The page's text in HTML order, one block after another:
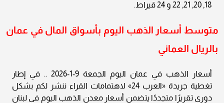
18, 20, 21, 22 و 24 قيراط.
متوسط أسعار الذهب اليوم بأسواق المال في عمان
بالريال العماني
أسعار الذهب في عمان اليوم الجمعة 9-1-2026 .. في إطار
تغطية جريدة «العرب 24» لاهتمامات القراء ننشر لكم بشكل
دوري تقريرًا متجددًا يتضمن أسعار معدن الذهب اليوم في لبنان